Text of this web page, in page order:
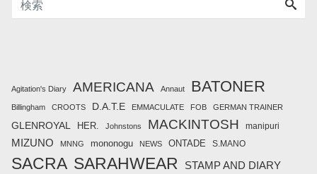
Agitation's Diary AMERICANA Annaut BATONER
Billingham CROOTS D.A.T.E EMMACULATE FOB GERMAN TRAINER
GLENROYAL HER. Johnstons MACKINTOSH manipuri
MIZUNO MNNG mononogu NEWS ONTADE S.MANO
SACRA SARAHWEAR STAMP AND DIARY